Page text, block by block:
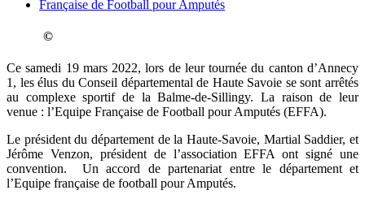
©
Ce samedi 19 mars 2022, lors de leur tournée du canton d’Annecy
1, les élus du Conseil départemental de Haute Savoie se sont arrêtés
au complexe sportif de la Balme-de-Sillingy. La raison de leur
venue : l’Equipe Française de Football pour Amputés (EFFA).
Le président du département de la Haute-Savoie, Martial Saddier, et
Jérôme Venzon, président de l’association EFFA ont signé une
convention. Un accord de partenariat entre le département et
l’Equipe française de football pour Amputés.